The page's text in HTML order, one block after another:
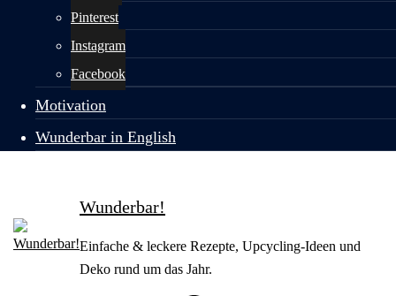
Pinterest
Instagram
Facebook
Motivation
Wunderbar in English
Wunderbar!
Einfache & leckere Rezepte, Upcycling-Ideen und
Deko rund um das Jahr.